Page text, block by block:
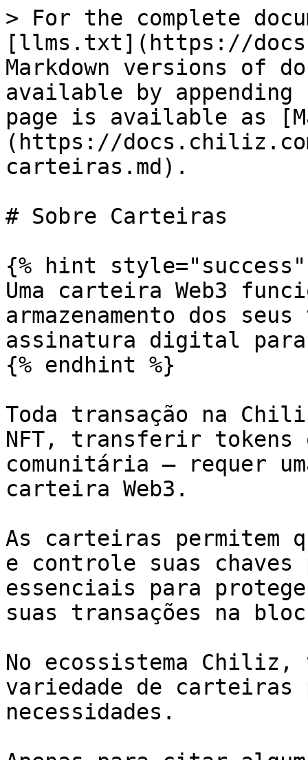
> For the complete
[llms.txt](https://
Markdown versions of
available by
page is available as
(https://
carteiras.md).
# Sobre Carteiras
{% hint style="success"
Uma carteira Web3
armazenamento dos
assinatura digital para
{% endhint %}
Toda transação na
NFT, transferir tokens
comunitária — requer
carteira Web3.
As carteiras permitem
e controle suas chaves
essenciais para
suas transações na
No ecossistema Chiliz,
variedade de carteiras
necessidades.